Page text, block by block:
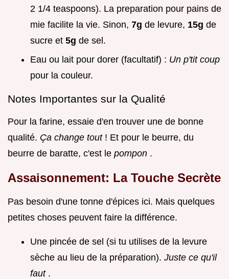
2 1/4 teaspoons). La preparation pour pains de
mie facilite la vie. Sinon, 7g de levure, 15g de
sucre et 5g de sel.
Eau ou lait pour dorer (facultatif) : Un p'tit coup
pour la couleur.
Notes Importantes sur la Qualité
Pour la farine, essaie d'en trouver une de bonne
qualité. Ça change tout ! Et pour le beurre, du
beurre de baratte, c'est le pompon .
Assaisonnement: La Touche Secrète
Pas besoin d'une tonne d'épices ici. Mais quelques
petites choses peuvent faire la différence.
Une pincée de sel (si tu utilises de la levure
sèche au lieu de la préparation). Juste ce qu'il
faut .